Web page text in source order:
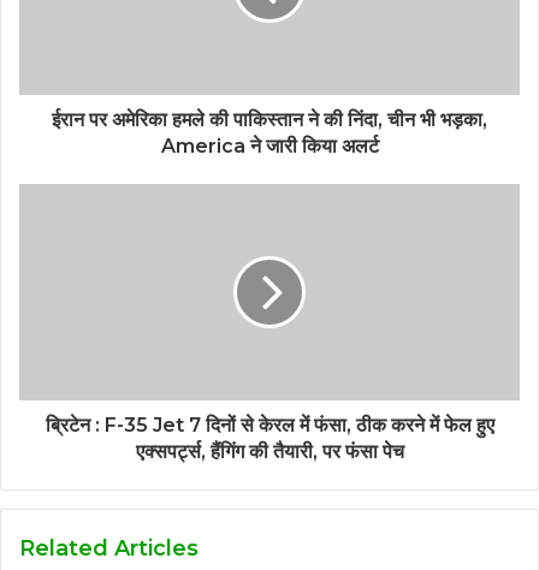
ईरान पर अमेरिका हमले की पाकिस्तान ने की निंदा, चीन भी भड़का,
America ने जारी किया अलर्ट
ब्रिटेन : F-35 Jet 7 दिनों से केरल में फंसा, ठीक करने में फेल हुए
एक्सपर्ट्स, हैंगिंग की तैयारी, पर फंसा पेच
Related Articles